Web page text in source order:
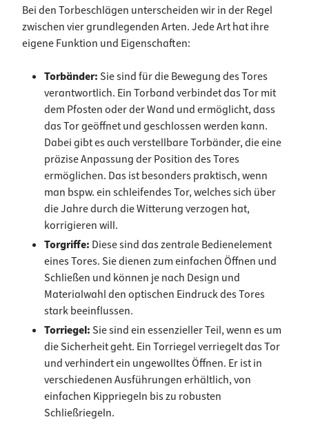
Bei den Torbeschlägen unterscheiden wir in der Regel
zwischen vier grundlegenden Arten. Jede Art hat ihre
eigene Funktion und Eigenschaften:
Torbänder: Sie sind für die Bewegung des Tores
verantwortlich. Ein Torband verbindet das Tor mit
dem Pfosten oder der Wand und ermöglicht, dass
das Tor geöffnet und geschlossen werden kann.
Dabei gibt es auch verstellbare Torbänder, die eine
präzise Anpassung der Position des Tores
ermöglichen. Das ist besonders praktisch, wenn
man bspw. ein schleifendes Tor, welches sich über
die Jahre durch die Witterung verzogen hat,
korrigieren will.
Torgriffe: Diese sind das zentrale Bedienelement
eines Tores. Sie dienen zum einfachen Öffnen und
Schließen und können je nach Design und
Materialwahl den optischen Eindruck des Tores
stark beeinflussen.
Torriegel: Sie sind ein essenzieller Teil, wenn es um
die Sicherheit geht. Ein Torriegel verriegelt das Tor
und verhindert ein ungewolltes Öffnen. Er ist in
verschiedenen Ausführungen erhältlich, von
einfachen Kippriegeln bis zu robusten
Schließriegeln.